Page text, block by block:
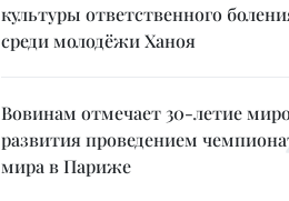
культуры ответственного
среди молодёжи Ханоя
Вовинам отмечает 30-летие
развития проведением
мира в Париже